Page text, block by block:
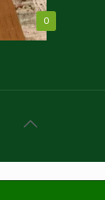
0